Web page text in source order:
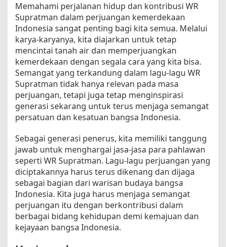
Memahami perjalanan hidup dan kontribusi WR
Supratman dalam perjuangan kemerdekaan
Indonesia sangat penting bagi kita semua. Melalui
karya-karyanya, kita diajarkan untuk tetap
mencintai tanah air dan memperjuangkan
kemerdekaan dengan segala cara yang kita bisa.
Semangat yang terkandung dalam lagu-lagu WR
Supratman tidak hanya relevan pada masa
perjuangan, tetapi juga tetap menginspirasi
generasi sekarang untuk terus menjaga semangat
persatuan dan kesatuan bangsa Indonesia.
Sebagai generasi penerus, kita memiliki tanggung
jawab untuk menghargai jasa-jasa para pahlawan
seperti WR Supratman. Lagu-lagu perjuangan yang
diciptakannya harus terus dikenang dan dijaga
sebagai bagian dari warisan budaya bangsa
Indonesia. Kita juga harus menjaga semangat
perjuangan itu dengan berkontribusi dalam
berbagai bidang kehidupan demi kemajuan dan
kejayaan bangsa Indonesia.